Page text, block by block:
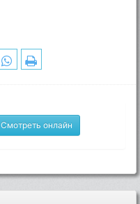
Смотреть онлайн